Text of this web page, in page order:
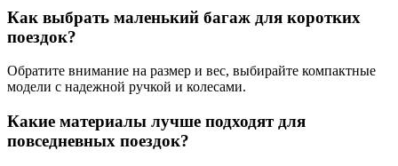
Как выбрать маленький багаж для коротких
поездок?
Обратите внимание на размер и вес, выбирайте компактные
модели с надежной ручкой и колесами.
Какие материалы лучше подходят для
повседневных поездок?